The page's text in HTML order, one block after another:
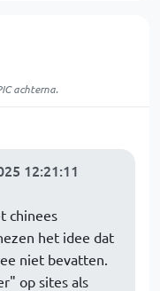
achterna.
12:21:11
chinees
het idee dat
niet bevatten.
op sites als